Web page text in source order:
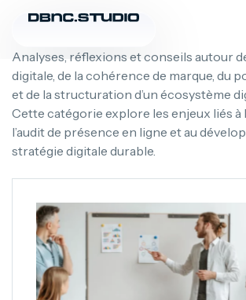
Analyses, réflexions et conseils autour
digitale, de la cohérence de marque, du
et de la structuration d’un écosystème
Cette catégorie explore les enjeux liés à
l’audit de présence en ligne et au
stratégie digitale durable.